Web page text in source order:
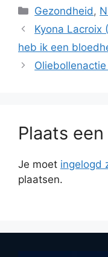
Categorieën
Gezondheid ,
Kyona Lacroix
heb ik een
Plaats
Je moet ingelogd
plaatsen.